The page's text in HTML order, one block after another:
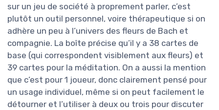
sur un jeu de société à proprement parler, c’est
plutôt un outil personnel, voire thérapeutique si on
adhère un peu à l’univers des fleurs de Bach et
compagnie. La boîte précise qu’il y a 38 cartes de
base (qui correspondent visiblement aux fleurs) et
39 cartes pour la méditation. On a aussi la mention
que c’est pour 1 joueur, donc clairement pensé pour
un usage individuel, même si on peut facilement le
détourner et l’utiliser à deux ou trois pour discuter